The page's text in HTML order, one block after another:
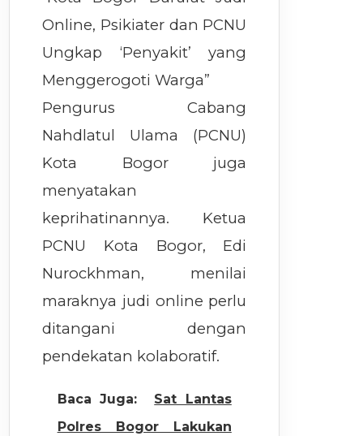
Online, Psikiater dan PCNU
Ungkap ‘Penyakit’ yang
Menggerogoti Warga”
Pengurus Cabang
Nahdlatul Ulama (PCNU)
Kota Bogor juga
menyatakan
keprihatinannya. Ketua
PCNU Kota Bogor, Edi
Nurockhman, menilai
maraknya judi online perlu
ditangani dengan
pendekatan kolaboratif.
Baca Juga:
Sat Lantas
Polres Bogor Lakukan